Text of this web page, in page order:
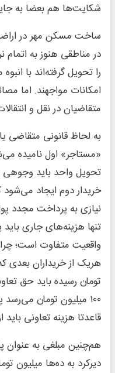
شکایت‌ها هم بعضا به
در مناطقی هنوز به
را تحویل گرفته‌اند با
امکانات مواجهند. اما
متقاضیان در نقل و
به لحاظ قانونی متقاضی
«مستاجر» اول نامیده
تحویل واحد باید وجوهی
خریدار دوم ایجاد
نیازی به پرداخت مجدد
تنها هزینه‌های جاری
واقعیت متفاوت است؛
هریک از خریداران بعدی
تومان رسیده باید حق
۱۰۰ میلیون تومان
قاعدتا هزینه تعاونی
هم‌چنین مبلغی به عنوان
دیرکرد به ده‌ها میلیون